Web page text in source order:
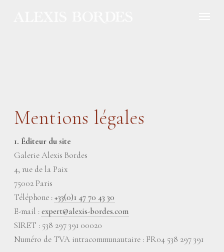
Mentions légales
1. Éditeur du site
Galerie Alexis Bordes
4, rue de la Paix
75002 Paris
Téléphone :+33(0)1 47 70 43 30
E-mail :expert@alexis-bordes.com
SIRET : 538 297 391 00020
Numéro de TVA intracommunautaire : FR04 538 297 391